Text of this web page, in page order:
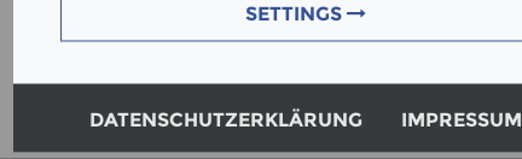
SETTINGS
DATENSCHUTZERKLÄRUNG IMPRESSUM